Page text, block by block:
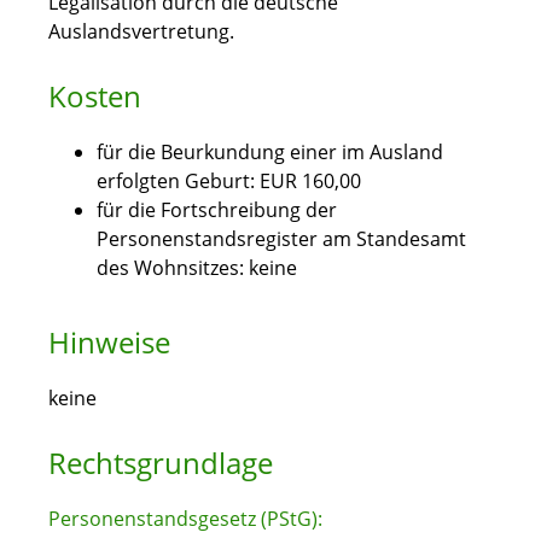
Auslandsvertretung.
Kosten
für die Beurkundung einer im Ausland
erfolgten Geburt: EUR 160,00
für die Fortschreibung der
Personenstandsregister am Standesamt
des Wohnsitzes: keine
Hinweise
keine
Rechtsgrundlage
Personenstandsgesetz (PStG):